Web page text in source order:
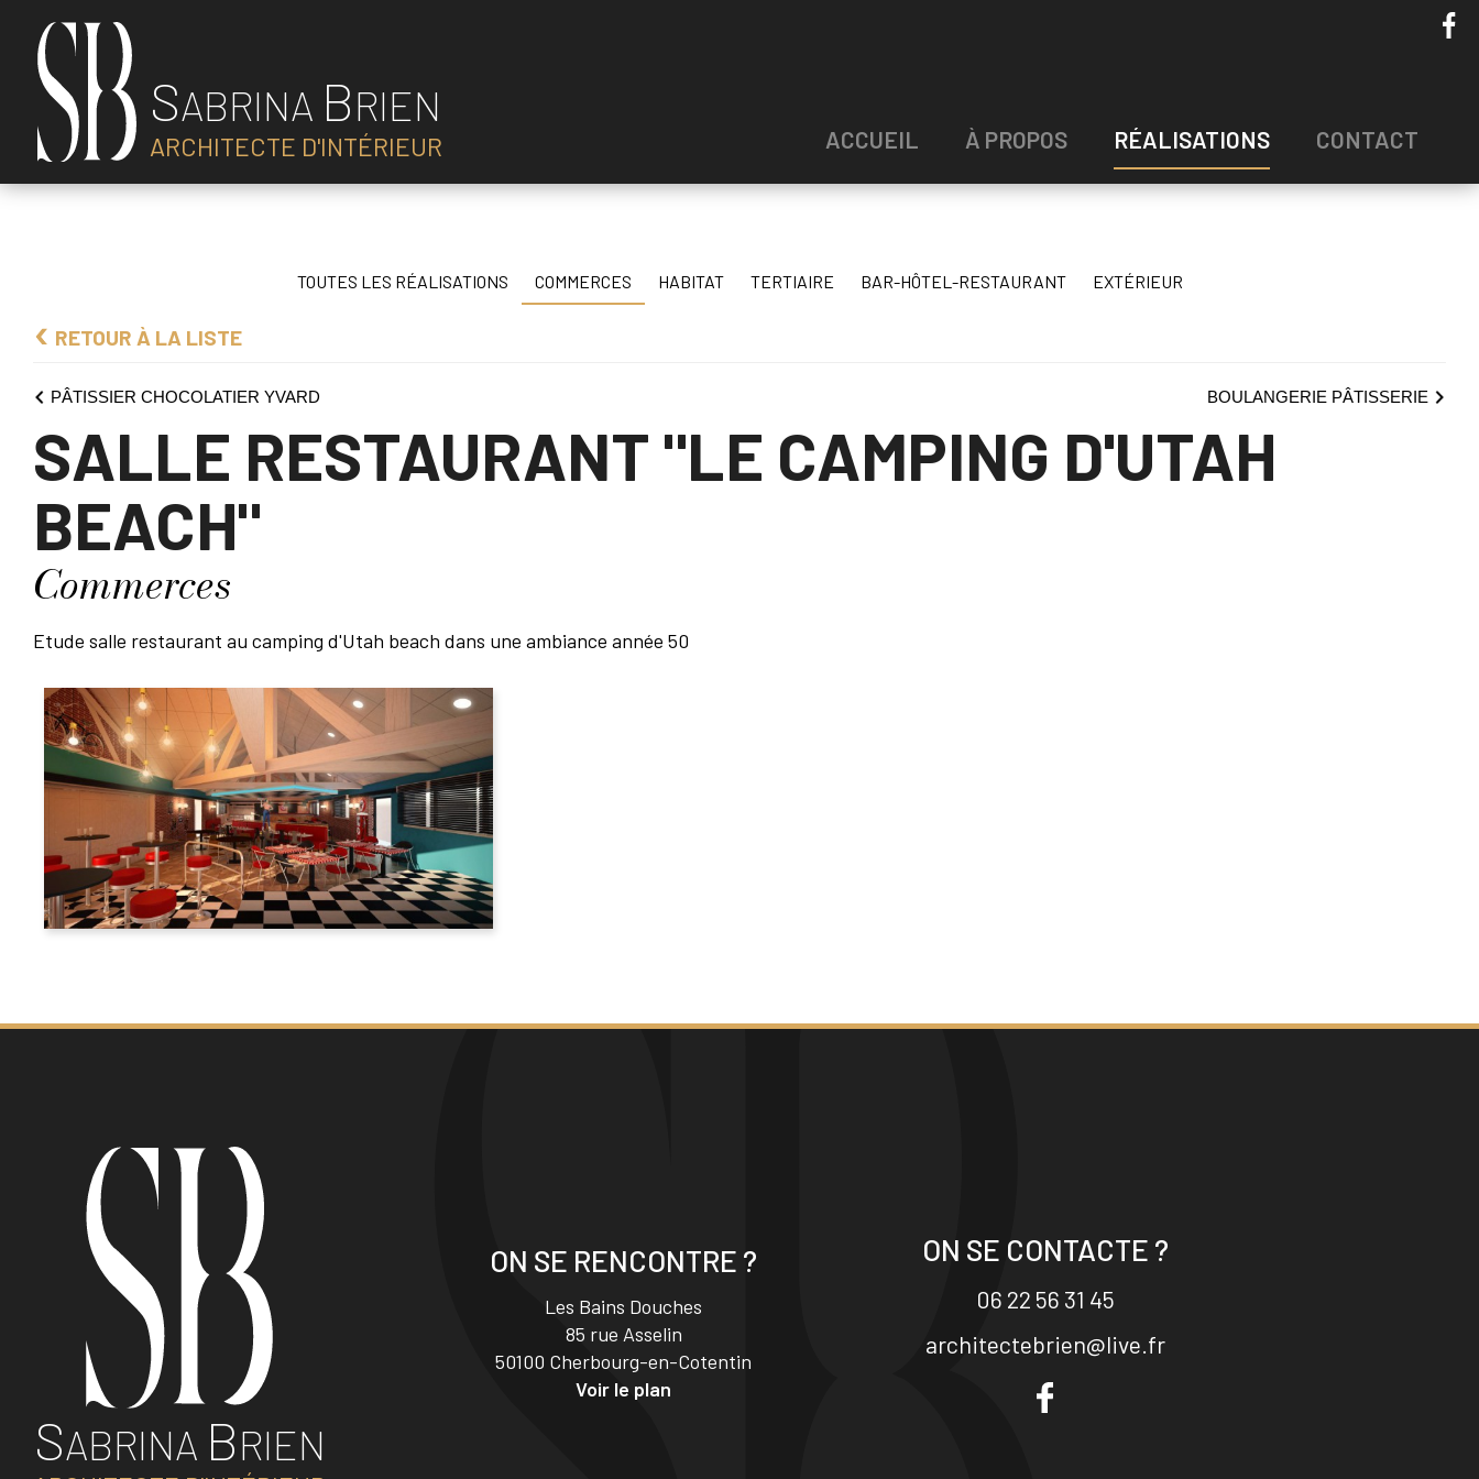
SABRINA BRIEN
ARCHITECTE D'INTÉRIEUR ACCUEIL À PROPOS RÉALISATIONS CONTACT
TOUTES LES RÉALISATIONS COMMERCES HABITAT TERTIAIRE BAR-HÔTEL-RESTAURANT EXTÉRIEUR
RETOUR À LA LISTE
PÂTISSIER CHOCOLATIER YVARD BOULANGERIE PÂTISSERIE
SALLE RESTAURANT "LE CAMPING D'UTAH
BEACH"
Commerces
Etude salle restaurant au camping d'Utah beach dans une ambiance année 50
SABRINA BRIEN
ON SE RENCONTRE ?
Les Bains Douches
85 rue Asselin
50100 Cherbourg-en-Cotentin
Voir le plan
ON SE CONTACTE ?
06 22 56 31 45
architectebrien@live.fr